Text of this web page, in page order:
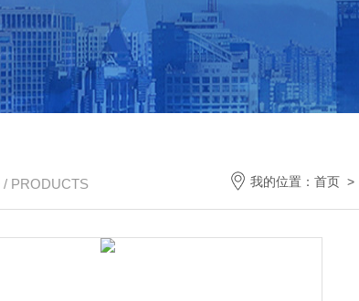
/ PRODUCTS 我的位置： 首页 >